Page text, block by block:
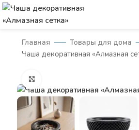
Главная
Товары для дома
Чаша декоративная «Алмазная